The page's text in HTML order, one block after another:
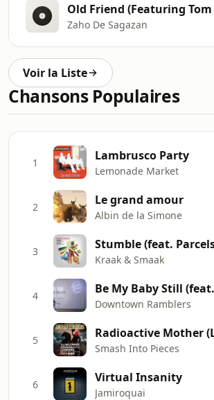
Zaho De Sagazan
Voir la Liste
Chansons Populaires
1 Lambrusco Party
Lemonade Market
2 Le grand amour
Albin de la Simone
3
Kraak & Smaak
4
Downtown Ramblers
5 Radioactive Mother
Smash Into Pieces
6 Virtual Insanity
Jamiroquai